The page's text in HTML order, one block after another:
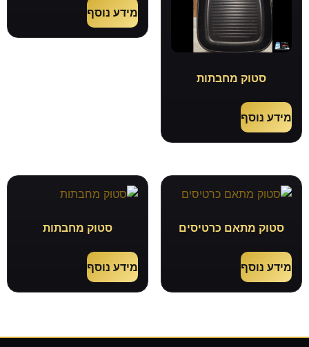
סטוק מחבתות
מידע נוסף
מידע נוסף
סטוק מתאם כרטיסים
מידע נוסף
סטוק מחבתות
מידע נוסף